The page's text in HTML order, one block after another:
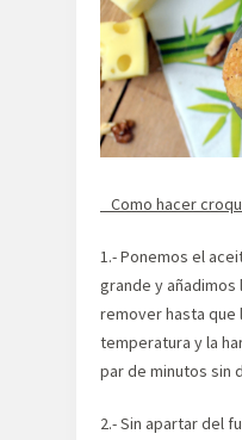
Como hacer
1.- Ponemos el
grande y añadimos
remover hasta que
temperatura y la
par de minutos sin
2.- Sin apartar del